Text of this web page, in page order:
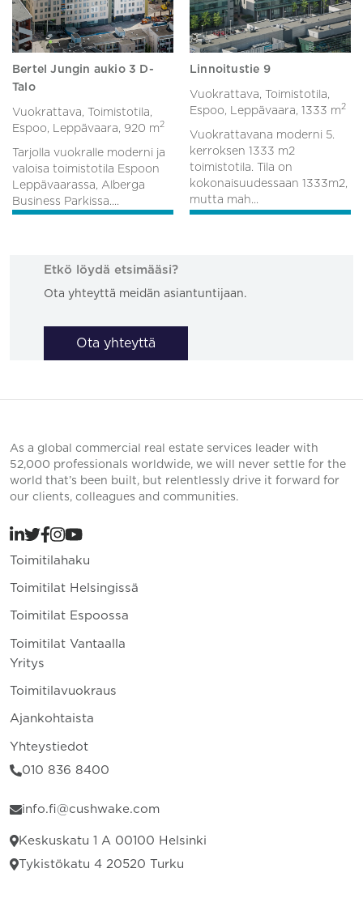
Bertel Jungin aukio 3 D-
Talo
Vuokrattava, Toimistotila,
Espoo, Leppävaara, 920 m2
Tarjolla vuokralle moderni ja
valoisa toimistotila Espoon
Leppävaarassa, Alberga
Business Parkissa....
Linnoitustie 9
Vuokrattava, Toimistotila,
Espoo, Leppävaara, 1333 m2
Vuokrattavana moderni 5.
kerroksen 1333 m2
toimistotila. Tila on
kokonaisuudessaan 1333m2,
mutta mah...
Etkö löydä etsimääsi?
Ota yhteyttä meidän asiantuntijaan.
Ota yhteyttä
As a global commercial real estate services leader with
52,000 professionals worldwide, we will never settle for the
world that’s been built, but relentlessly drive it forward for
our clients, colleagues and communities.
Toimitilahaku
Toimitilat Helsingissä
Toimitilat Espoossa
Toimitilat Vantaalla
Yritys
Toimitilavuokraus
Ajankohtaista
Yhteystiedot
010 836 8400
info.fi@cushwake.com
Keskuskatu 1 A 00100 Helsinki
Tykistökatu 4 20520 Turku